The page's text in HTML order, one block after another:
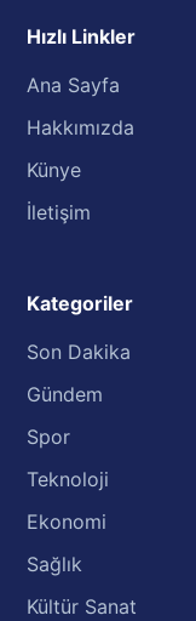
Hızlı Linkler
Ana Sayfa
Hakkımızda
Künye
İletişim
Kategoriler
Son Dakika
Gündem
Spor
Teknoloji
Ekonomi
Sağlık
Kültür Sanat